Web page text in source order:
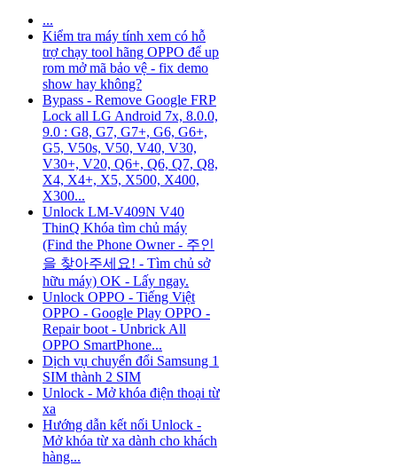
...
Kiểm tra máy tính xem có hỗ
trợ chạy tool hãng OPPO để up
rom mở mã bảo vệ - fix demo
show hay không?
Bypass - Remove Google FRP
Lock all LG Android 7x, 8.0.0,
9.0 : G8, G7, G7+, G6, G6+,
G5, V50s, V50, V40, V30,
V30+, V20, Q6+, Q6, Q7, Q8,
X4, X4+, X5, X500, X400,
X300...
Unlock LM-V409N V40
ThinQ Khóa tìm chủ máy
(Find the Phone Owner - 주인
을 찾아주세요! - Tìm chủ sở
hữu máy) OK - Lấy ngay.
Unlock OPPO - Tiếng Việt
OPPO - Google Play OPPO -
Repair boot - Unbrick All
OPPO SmartPhone...
Dịch vụ chuyển đổi Samsung 1
SIM thành 2 SIM
Unlock - Mở khóa điện thoại từ
xa
Hướng dẫn kết nối Unlock -
Mở khóa từ xa dành cho khách
hàng...